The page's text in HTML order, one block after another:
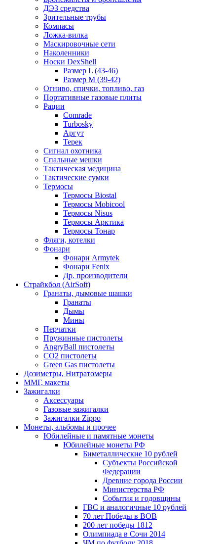
ДЭЗ средства
Зрительные трубы
Компасы
Ложка-вилка
Маскировочные сети
Наколенники
Носки DexShell
Размер L (43-46)
Размер M (39-42)
Огниво, спички, топливо, газ
Портативные газовые плиты
Рации
Comrade
Turbosky
Аргут
Терек
Сигнал охотника
Спальные мешки
Тактическая медицина
Тактические сумки
Термосы
Термосы Biostal
Термосы Mobicool
Термосы Nisus
Термосы Арктика
Термосы Тонар
Фляги, котелки
Фонари
Фонари Armytek
Фонари Fenix
Др. производители
Страйкбол (AirSoft)
Гранаты, дымовые шашки
Гранаты
Дымы
Мины
Перчатки
Пружинные пистолеты
AngryBall пистолеты
CO2 пистолеты
Green Gas пистолеты
Дозиметры, Нитратомеры
ММГ, макеты
Зажигалки
Аксессуары
Газовые зажигалки
Зажигалки Zippo
Монеты, альбомы и прочее
Юбилейные и памятные монеты
Юбилейные монеты РФ
Биметаллические 10 рублей
Субъекты Российской
Федерации
Древние города России
Министерства РФ
События и годовщины
ГВС и аналогичные 10 рублей
70 лет Победы в ВОВ
200 лет победы 1812
Олимпиада в Сочи 2014